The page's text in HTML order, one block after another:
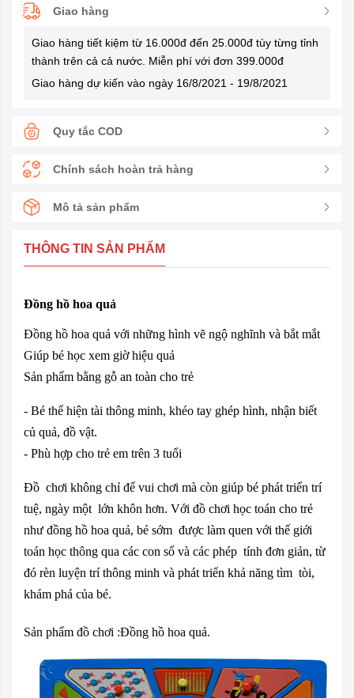
Giao hàng
Giao hàng tiết kiệm từ 16.000đ đến 25.000đ tùy từng tỉnh
thành trên cả cả nước. Miễn phí với đơn 399.000đ
Giao hàng dự kiến vào ngày 16/8/2021 - 19/8/2021
Quy tắc COD
Chính sách hoàn trả hàng
Mô tả sản phẩm
THÔNG TIN SẢN PHẨM
Đồng hồ hoa quả
Đồng hồ hoa quả với những hình vẽ ngộ nghĩnh và bắt mắt
Giúp bé học xem giờ hiệu quả
Sản phẩm bằng gỗ an toàn cho trẻ
- Bé thể hiện tài thông minh, khéo tay ghép hình, nhận biết
củ quả, đồ vật.
- Phù hợp cho trẻ em trên 3 tuổi
Đồ  chơi không chỉ để vui chơi mà còn giúp bé phát triển trí
tuệ, ngày một  lớn khôn hơn. Với đồ chơi học toán cho trẻ
như đồng hồ hoa quả, bé sớm  được làm quen với thế giới
toán học thông qua các con số và các phép  tính đơn giản, từ
đó rèn luyện trí thông minh và phát triển khả năng tìm  tòi,
khám phá của bé.
Sản phẩm đồ chơi :Đồng hồ hoa quả.